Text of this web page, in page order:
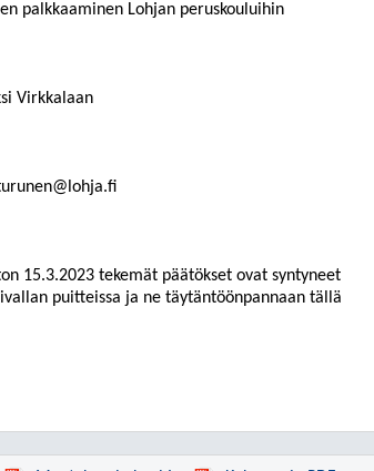
palkkaaminen Lohjan peruskouluihin
Virkkalaan
15.3.2023 tekemät päätökset ovat syntyneet
puitteissa ja ne täytäntöönpannaan tällä